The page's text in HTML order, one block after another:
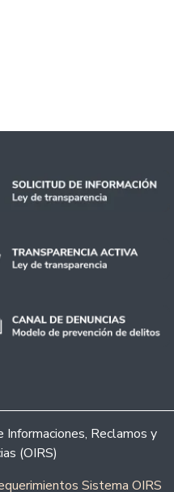
de la Calidad
Informaciones, Reclamos y
(OIRS)
Sistema OIRS